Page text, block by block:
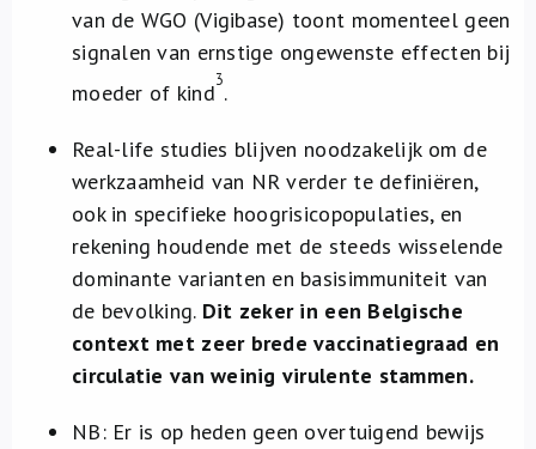
van de WGO (Vigibase) toont momenteel geen
signalen van ernstige ongewenste effecten bij
moeder of kind3.
Real-life studies blijven noodzakelijk om de
werkzaamheid van NR verder te definiëren,
ook in specifieke hoogrisicopopulaties, en
rekening houdende met de steeds wisselende
dominante varianten en basisimmuniteit van
de bevolking. Dit zeker in een Belgische
context met zeer brede vaccinatiegraad en
circulatie van weinig virulente stammen.
NB: Er is op heden geen overtuigend bewijs